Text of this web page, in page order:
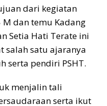
dari kegiatan
dan temu Kadang
Setia Hati Terate ini
salah satu ajaranya
serta pendiri PSHT.
menjalin tali
serta ikut